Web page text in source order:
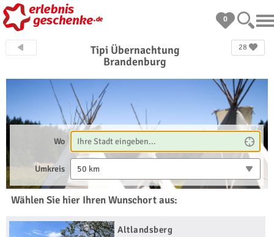
0
28
Tipi Übernachtung
Brandenburg
Wo
Umkreis 50 km
Wählen Sie hier Ihren Wunschort aus:
Altlandsberg